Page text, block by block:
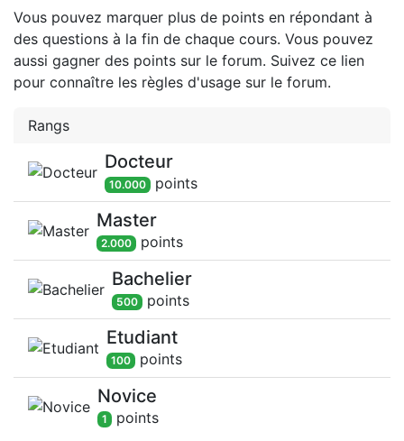
Vous pouvez marquer plus de points en répondant à
des questions à la fin de chaque cours. Vous pouvez
aussi gagner des points sur le forum. Suivez ce lien
pour connaître les règles d'usage sur le forum.
Rangs
Docteur
10.000 points
Master
2.000 points
Bachelier
500 points
Etudiant
100 points
Novice
1 points